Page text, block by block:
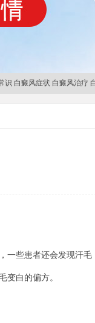
识 白癜风症状 白癜风治疗
一些患者还会发现汗毛
变白的偏方。